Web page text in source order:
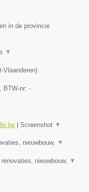
in de provincie
▼
Vlaanderen)
, BTW-nr: -
Screenshot ▼
nieuwbouw, ▼
nieuwbouw, ▼